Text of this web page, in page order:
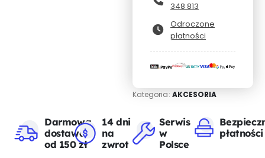
348 813
Odroczone
płatności
Kategoria: AKCESORIA
Darmowa
dostawa
od 150 zł
14 dni
na
zwrot
Serwis
w
Polsce
płatności